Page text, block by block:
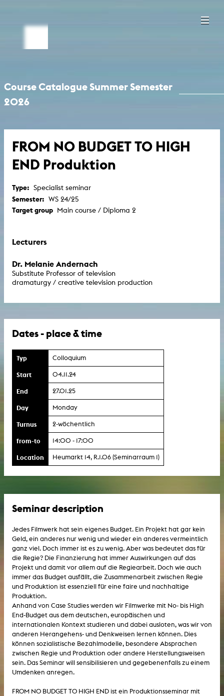
Course Catalogue Summer Semester
2026
FROM NO BUDGET TO HIGH
END Produktion
Type: Specialist seminar
Semester: WS 24/25
Target group Main course / Diploma 2
Lecturers
Dr. Melanie Andernach
Substitute Professor of television
dramaturgy / creative television production
Dates - place & time
Typ Colloquium
Start 04.11.24
End 27.01.25
Day Monday
Turnus 2-wöchentlich
from-to 14:00 - 17:00
Location Heumarkt 14, R.1.06 (Seminarraum 1)
Seminar description
Jedes Filmwerk hat sein eigenes Budget. Ein Projekt hat gar kein
Geld, ein anderes nur wenig und wieder ein anderes vermeintlich
ganz viel. Doch immer ist es zu wenig. Aber was bedeutet das für
die Regie? Die Finanzierung hat immer Auswirkungen auf das
Projekt und damit vor allem auf die Regiearbeit. Doch wie auch
immer das Budget ausfällt, die Zusammenarbeit zwischen Regie
und Produktion ist essenziell für eine faire und nachhaltige
Produktion.
Anhand von Case Studies werden wir Filmwerke mit No- bis High
End-Budget aus dem deutschen, europäischen und
internationalen Kontext studieren und dabei ausloten, was wir von
anderen Herangehens- und Denkweisen lernen können. Dies
können sozialistische Bezahlmodelle, besondere Absprachen
zwischen Regie und Produktion oder andere Herstellungsweisen
sein. Das Seminar will sensibilisieren und gegebenenfalls zu einem
Umdenken anregen.
FROM NO BUDGET TO HIGH END ist ein Produktionsseminar mit